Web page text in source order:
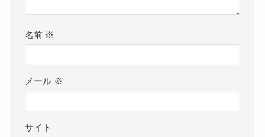
名前 ※
メール ※
サイト